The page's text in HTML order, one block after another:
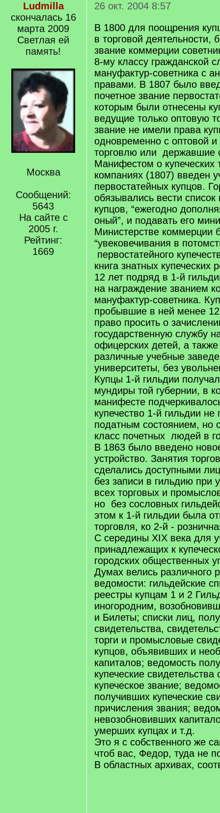
Ludmilla
скончалась 16
марта 2009
Светлая ей
память!
Москва
Сообщений:
5643
На сайте с
2005 г.
Рейтинг:
1669
26 окт. 2004 8:57
В 1800 для поощрения
в торговой деятельности,
звание коммерции
8-му классу гражданской
мануфактур-советника с
правами. В 1807 было
почетное звание
которым были отнесены
ведущие только оптовую
звание не имели права
одновременно с оптовой и
торговлю или державшие
Манифестом о купеческих
компаниях (1807) введен
первостатейных купцов.
обязывались вести список
купцов, “ежегодно
оный”, и подавать его
Министерстве коммерции
“увековечивания в
первостатейного
книга знатных
12 лет подряд в 1-й
на награждение званием
мануфактур-советника.
пробывшие в ней менее
право просить о
государственную службу
офицерских детей, а
различные учебные
университеты, без
Купцы 1-й гильдии
мундиры той губернии, в
манифесте
купечество 1-й гильдии не
податным состоянием, но
класс почетных людей в
В 1863 было введено
устройство. Занятия
сделались доступными
без записи в гильдию при
всех торговых и
но без сословных
этом к 1-й гильдии была
торговля, ко 2-й -
С середины XIX века для
принадлежащих к
городских общественных
Думах велись различного
ведомости: гильдейские
реестры купцам 1 и 2
иногородним,
и Билеты; списки лиц,
свидетельства,
торги и промысловые
купцов, объявивших и
капиталов; ведомость
купеческие
купеческое звание;
получивших купеческие
причисления звания;
невозобновивших
умерших купцах и т.д.
Это я с собственного же
чтоб вас, Федор, туда не
В областных архивах,